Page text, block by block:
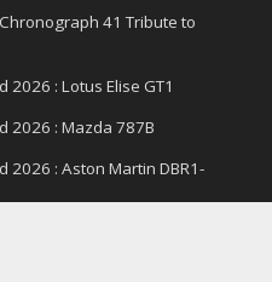
41 Tribute to
2026 : Lotus Elise GT1
2026 : Mazda 787B
2026 : Aston Martin DBR1-